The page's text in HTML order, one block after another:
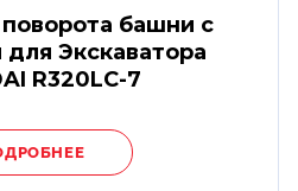
башни с
Экскаватора
R320LC-7